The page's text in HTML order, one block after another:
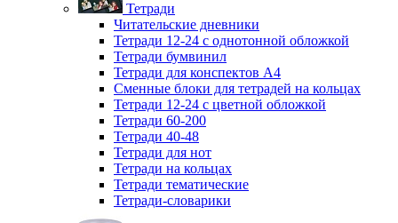
Тетради
Читательские дневники
Тетради 12-24 с однотонной обложкой
Тетради бумвинил
Тетради для конспектов А4
Сменные блоки для тетрадей на кольцах
Тетради 12-24 с цветной обложкой
Тетради 60-200
Тетради 40-48
Тетради для нот
Тетради на кольцах
Тетради тематические
Тетради-словарики